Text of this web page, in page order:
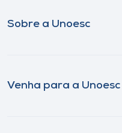
Sobre a Unoesc
Venha para a Unoesc